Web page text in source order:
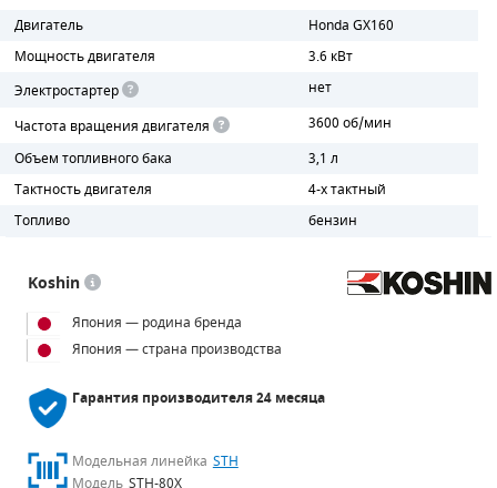
Двигатель
Honda GX160
Мощность двигателя
3.6 кВт
Электростартер
нет
Частота вращения двигателя
3600 об/мин
Объем топливного бака
3,1 л
Тактность двигателя
4-х тактный
Топливо
бензин
Koshin
Япония — родина бренда
Япония — страна производства
Гарантия производителя24 месяца
Модельная линейка STH
Модель STH-80X